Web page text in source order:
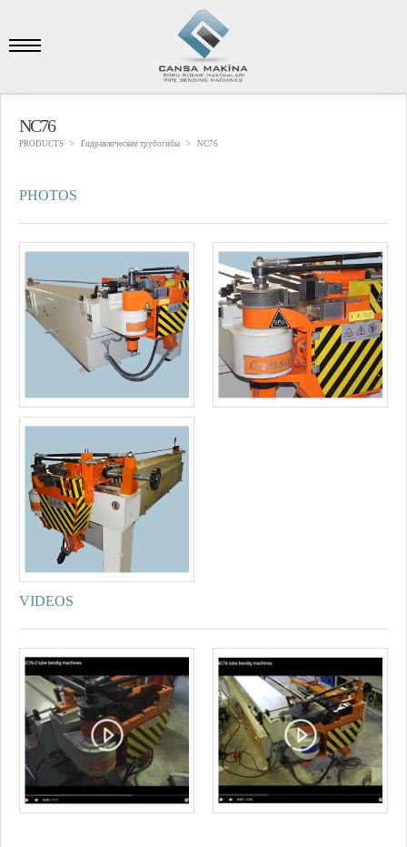
NC76
PRODUCTS Гидравлические трубогибы NC76
PHOTOS
VIDEOS